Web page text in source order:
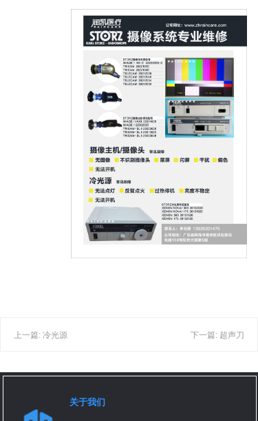
上一篇: 冷光源 下一篇: 超声刀
关于我们